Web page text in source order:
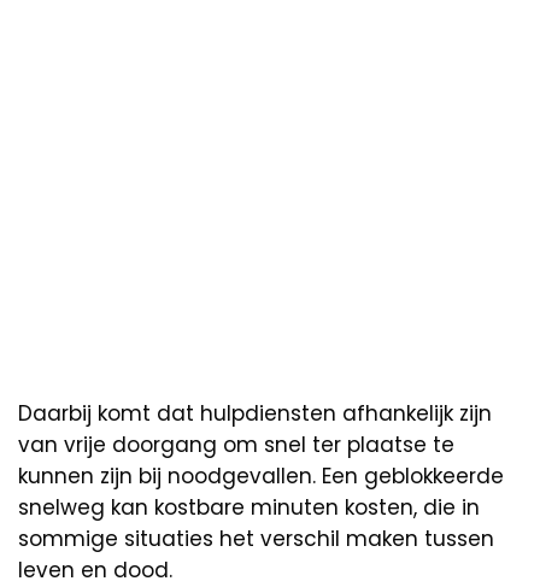
Daarbij komt dat hulpdiensten afhankelijk zijn
van vrije doorgang om snel ter plaatse te
kunnen zijn bij noodgevallen. Een geblokkeerde
snelweg kan kostbare minuten kosten, die in
sommige situaties het verschil maken tussen
leven en dood.